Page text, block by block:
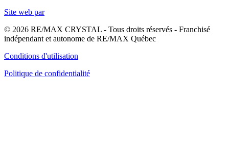
Site web par
© 2026 RE/MAX CRYSTAL - Tous droits réservés - Franchisé
indépendant et autonome de RE/MAX Québec
Conditions d'utilisation
Politique de confidentialité